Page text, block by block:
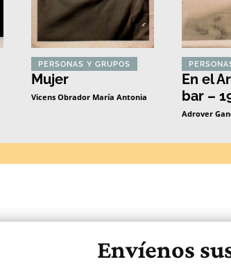
PERSONAS Y GRUPOS
Mujer
Vicens Obrador María Antonia
En el
bar –
Adrover
Envíenos